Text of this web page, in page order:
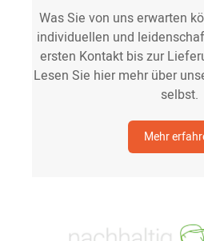
Was Sie von uns erwarten
individuellen und
ersten Kontakt bis zur
Lesen Sie hier mehr über
selbst.
Mehr